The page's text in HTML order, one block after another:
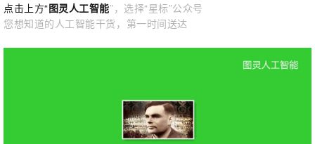
点击上方“图灵人工智能”，选择“星标”公众号
您想知道的人工智能干货，第一时间送达